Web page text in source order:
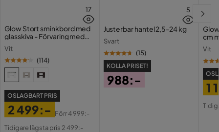
17
Glow Stort sminkbord med
glasskiva - Förvaring med
Vit
(114)
OSLAGBART PRIS
Pris
2 499:-
Original
Förr4 999:-
Tidigare lägsta pris 2 499:-
5
Justerbar hantel 2,5-24 kg
Svart
(15)
KOLLA PRISET!
988:-
cm
Vit
1